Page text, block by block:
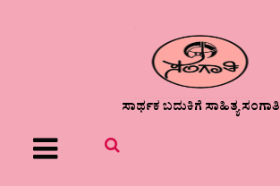
ಸಾರ್ಥಕ ಬದುಕಿಗೆ ಸಾಹಿತ್ಯ ಸಂಗಾತಿ
Menu